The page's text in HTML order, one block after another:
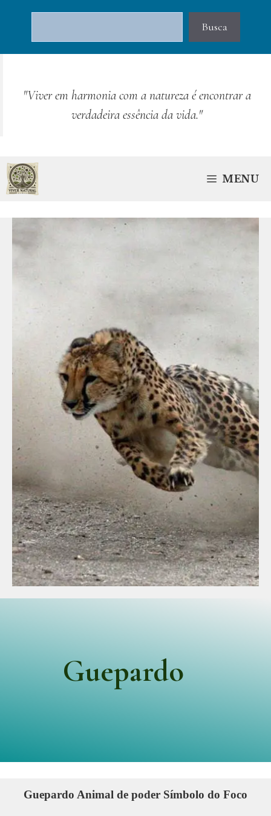
conteúdo
Busca
"Viver em harmonia com a natureza é encontrar a
verdadeira essência da vida."
MENU
Guepardo
Guepardo Animal de poder Símbolo do Foco